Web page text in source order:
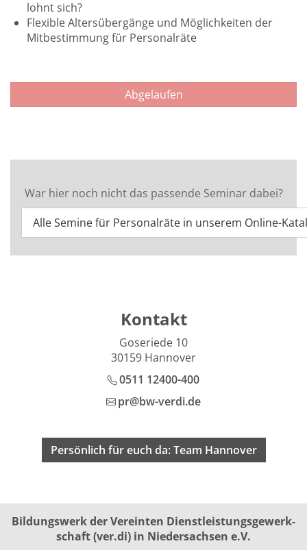
lohnt sich?
Flexible Altersübergänge und Möglichkeiten der
Mitbestimmung für Personalräte
Abgelaufen
War hier noch nicht das passende Seminar dabei?
Alle Semine für Personalräte in unserem Online-
Kontakt
Goseriede 10
30159 Hannover
0511 12400-400
pr@bw-verdi.de
Persönlich für euch da: Team Hannover
Bildungswerk der Vereinten Dienst­leis­tungs­ge­werk­
schaft (ver.di) in Niedersachsen e.V.